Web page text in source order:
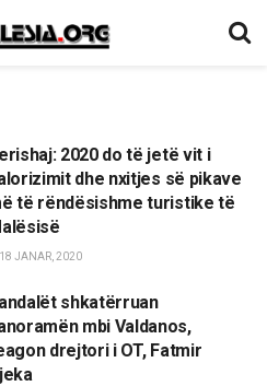
2020 do të jetë vit i
dhe nxitjes së pikave
të rëndësishme turistike të
18 JANAR, 2020
shkatërruan
mbi Valdanos,
drejtori i OT, Fatmir